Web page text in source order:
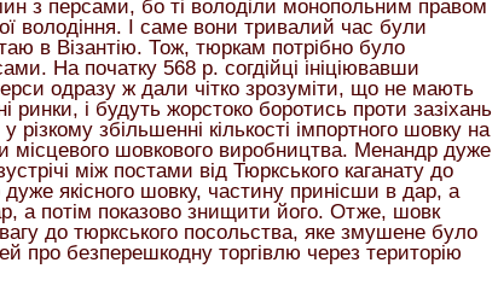
з персами, бо ті володіли монопольним правом
володіння. І саме вони тривалий час були
в Візантію. Тож, тюркам потрібно було
На початку 568 р. согдійці ініціювавши
одразу ж дали чітко зрозуміти, що не мають
ринки, і будуть жорстоко боротись проти зазіхань
збільшенні кількості імпортного шовку на
місцевого шовкового виробництва. Менандр дуже
між постами від Тюркського каганату до
якісного шовку, частину принісши в дар, а
а потім показово знищити його. Отже, шовк
до тюркського посольства, яке змушене було
про безперешкодну торгівлю через територію